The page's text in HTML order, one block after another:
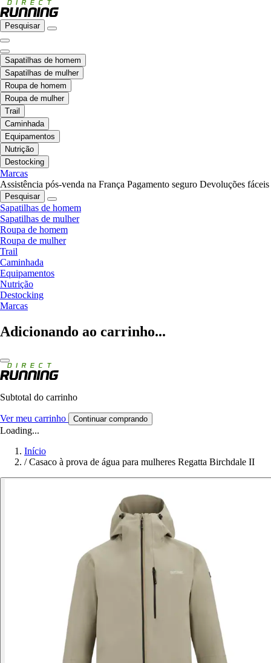
Pesquisar
Sapatilhas de homem
Sapatilhas de mulher
Roupa de homem
Roupa de mulher
Trail
Caminhada
Equipamentos
Nutrição
Destocking
Marcas
Assistência pós-venda na França Pagamento seguro Devoluções fáceis
Pesquisar
Sapatilhas de homem
Sapatilhas de mulher
Roupa de homem
Roupa de mulher
Trail
Caminhada
Equipamentos
Nutrição
Destocking
Marcas
Adicionando ao carrinho...
Subtotal do carrinho
Ver meu carrinho Continuar comprando
Loading...
Início
/ Casaco à prova de água para mulheres Regatta Birchdale II